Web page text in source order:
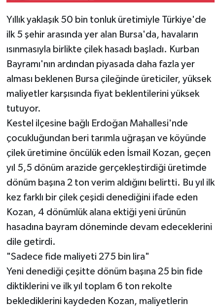
Yıllık yaklaşık 50 bin tonluk üretimiyle Türkiye'de
ilk 5 şehir arasında yer alan Bursa'da, havaların
ısınmasıyla birlikte çilek hasadı başladı. Kurban
Bayramı'nın ardından piyasada daha fazla yer
alması beklenen Bursa çileğinde üreticiler, yüksek
maliyetler karşısında fiyat beklentilerini yüksek
tutuyor.
Kestel ilçesine bağlı Erdoğan Mahallesi'nde
çocukluğundan beri tarımla uğraşan ve köyünde
çilek üretimine öncülük eden İsmail Kozan, geçen
yıl 5,5 dönüm arazide gerçekleştirdiği üretimde
dönüm başına 2 ton verim aldığını belirtti. Bu yıl ilk
kez farklı bir çilek çeşidi denediğini ifade eden
Kozan, 4 dönümlük alana ektiği yeni ürünün
hasadına bayram döneminde devam edeceklerini
dile getirdi.
"Sadece fide maliyeti 275 bin lira"
Yeni denediği çeşitte dönüm başına 25 bin fide
diktiklerini ve ilk yıl toplam 6 ton rekolte
beklediklerini kaydeden Kozan, maliyetlerin